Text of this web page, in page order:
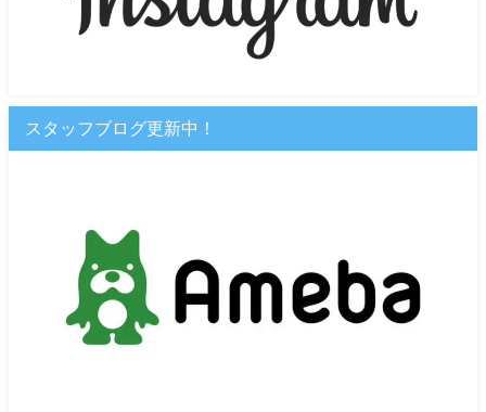
スタッフブログ更新中！